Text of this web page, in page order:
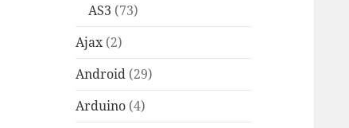
AS3 (73)
Ajax(2)
Android (29)
Arduino (4)